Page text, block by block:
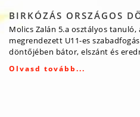
BIRKÓZÁS ORSZÁGOS
Molics Zalán 5.a osztályos tanuló,
megrendezett U11-es
döntőjében bátor, elszánt és
Olvasd tovább...